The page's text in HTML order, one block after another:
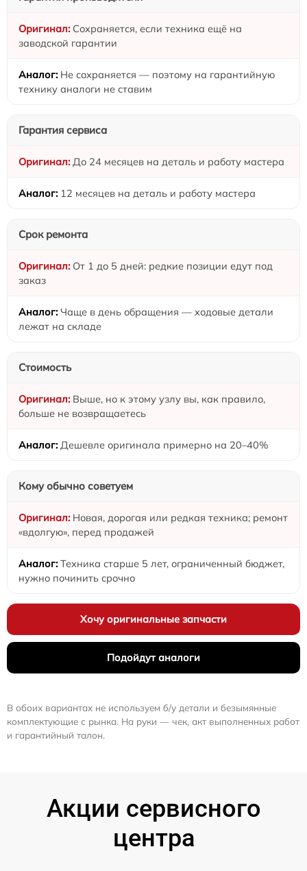
Сохраняется, если техника ещё на
заводской гарантии
Не сохраняется — поэтому на гарантийную
технику аналоги не ставим
Гарантия сервиса
До 24 месяцев на деталь и работу мастера
12 месяцев на деталь и работу мастера
Срок ремонта
От 1 до 5 дней: редкие позиции едут под
заказ
Чаще в день обращения — ходовые детали
лежат на складе
Стоимость
Выше, но к этому узлу вы, как правило,
больше не возвращаетесь
Дешевле оригинала примерно на 20–40%
Кому обычно советуем
Новая, дорогая или редкая техника; ремонт
«вдолгую», перед продажей
Техника старше 5 лет, ограниченный бюджет,
нужно починить срочно
Хочу оригинальные запчасти
Подойдут аналоги
В обоих вариантах не используем б/у детали и безымянные
комплектующие с рынка. На руки — чек, акт выполненных работ
и гарантийный талон.
Акции сервисного
центра